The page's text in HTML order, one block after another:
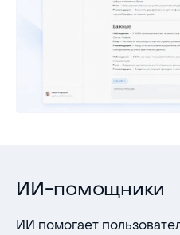
ИИ-помощники
ИИ помогает